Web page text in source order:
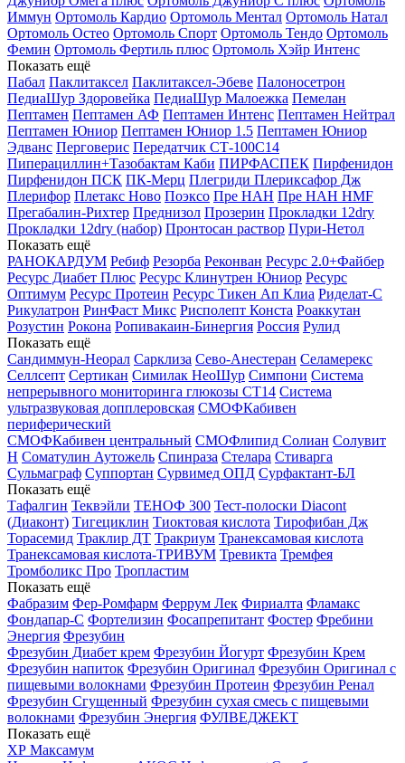
Иммун Ортомоль Кардио Ортомоль Ментал Ортомоль Натал
Ортомоль Остео Ортомоль Спорт Ортомоль Тендо Ортомоль
Фемин Ортомоль Фертиль плюс Ортомоль Хэйр Интенс
Показать ещё
Пабал Паклитаксел Паклитаксел-Эбеве Палоносетрон
ПедиаШур Здоровейка ПедиаШур Малоежка Пемелан
Пептамен Пептамен АФ Пептамен Интенс Пептамен Нейтрал
Пептамен Юниор Пептамен Юниор 1.5 Пептамен Юниор
Эдванс Перговерис Передатчик СТ-100С14
Пиперациллин+Тазобактам Каби ПИРФАСПЕК Пирфенидон
Пирфенидон ПСК ПК-Мерц Плегриди Плериксафор Дж
Плерифор Плетакс Ново Поэксо Пре НАН Пре НАН HMF
Прегабалин-Рихтер Преднизол Прозерин Прокладки 12dry
Прокладки 12dry (набор) Пронтосан раствор Пури-Нетол
Показать ещё
РАНОКАРДУМ Ребиф Резорба Реконван Ресурс 2.0+Файбер
Ресурс Диабет Плюс Ресурс Клинутрен Юниор Ресурс
Оптимум Ресурс Протеин Ресурс Тикен Ап Клиа Риделат-С
Рикулатрон РинФаст Микс Рисполепт Конста Роаккутан
Розустин Рокона Ропивакаин-Бинергия Россия Рулид
Показать ещё
Сандиммун-Неорал Сарклиза Сево-Анестеран Селамерекс
Селлсепт Сертикан Симилак НеоШур Симпони Система
непрерывного мониторинга глюкозы СТ14 Система
ультразвуковая допплеровская СМОФКабивен
периферический
СМОФКабивен центральный СМОФлипид Солиан Солувит
Н Соматулин Аутожель Спинраза Стелара Стиварга
Сульмаграф Суппортан Сурвимед ОПД Сурфактант-БЛ
Показать ещё
Тафалгин Теквэйли ТЕНОФ 300 Тест-полоски Diacont
(Диаконт) Тигециклин Тиоктовая кислота Тирофибан Дж
Торасемид Траклир ДТ Тракриум Транексамовая кислота
Транексамовая кислота-ТРИВУМ Тревикта Тремфея
Тромболикс Про Тропластим
Показать ещё
Фабразим Фер-Ромфарм Феррум Лек Фириалта Фламакс
Фондапар-С Фортелизин Фосапрепитант Фостер Фребини
Энергия Фрезубин
Фрезубин Диабет крем Фрезубин Йогурт Фрезубин Крем
Фрезубин напиток Фрезубин Оригинал Фрезубин Оригинал с
пищевыми волокнами Фрезубин Протеин Фрезубин Ренал
Фрезубин Сгущенный Фрезубин сухая смесь с пищевыми
волокнами Фрезубин Энергия ФУЛВЕДЖЕКТ
Показать ещё
ХР Максамум